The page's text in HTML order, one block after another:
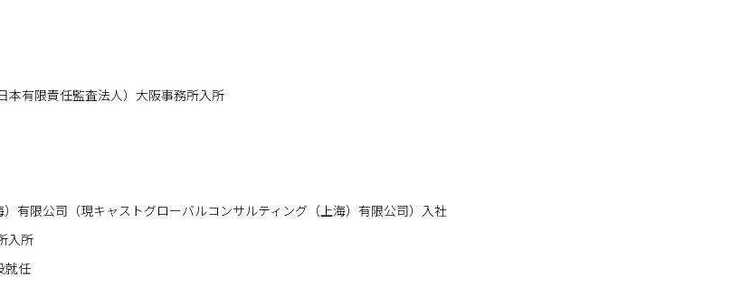
本有限責任監査法人）大阪事務所入所
有限公司（現キャストグローバルコンサルティング（上海）有限公司）入社
入所
就任